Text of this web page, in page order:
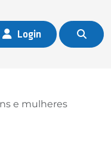
Login
e mulheres